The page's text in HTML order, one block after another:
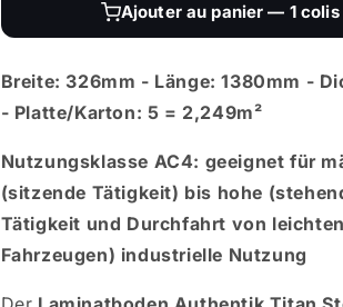
Ajouter au panier — 1 colis
Breite: 326mm - Länge: 1380mm -
- Platte/Karton: 5 = 2,249m²
Nutzungsklasse AC4: geeignet für
(sitzende Tätigkeit) bis hohe
Tätigkeit und Durchfahrt von leichten
Fahrzeugen) industrielle Nutzung